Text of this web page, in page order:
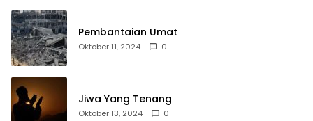
Pembantaian Umat
Oktober 11, 2024 0
Jiwa Yang Tenang
Oktober 13, 2024 0